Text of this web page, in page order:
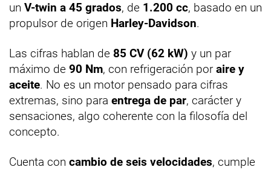
un V-twin a 45 grados, de 1.200 cc, basado en un
propulsor de origen Harley-Davidson.
Las cifras hablan de 85 CV (62 kW) y un par
máximo de 90 Nm, con refrigeración por aire y
aceite. No es un motor pensado para cifras
extremas, sino para entrega de par, carácter y
sensaciones, algo coherente con la filosofía del
concepto.
Cuenta con cambio de seis velocidades, cumple